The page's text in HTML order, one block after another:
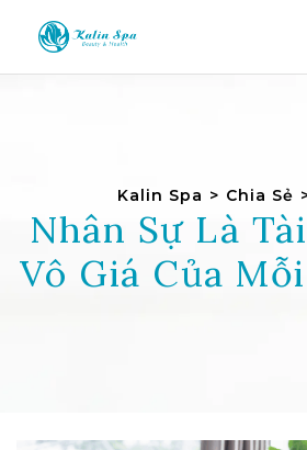
Kalin Spa > Chia Sẻ
Nhân Sự Là
Vô Giá Của